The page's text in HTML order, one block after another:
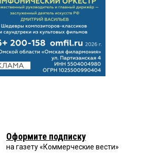
Оформите подписку
на газету «Коммерческие вести»